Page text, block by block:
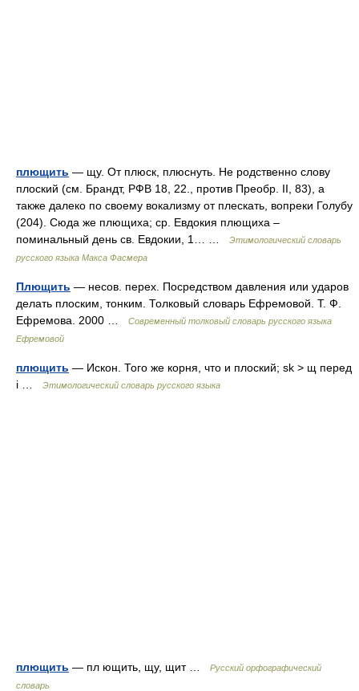
плющить — щу. От плюск, плюснуть. Не родственно слову
плоский (см. Брандт, РФВ 18, 22., против Преобр. II, 83), а
также далеко по своему вокализму от плескать, вопреки Голубу
(204). Сюда же плющиха; ср. Евдокия плющиха –
поминальный день св. Евдокии, 1… …
Этимологический словарь
русского языка Макса Фасмера
Плющить — несов. перех. Посредством давления или ударов
делать плоским, тонким. Толковый словарь Ефремовой. Т. Ф.
Ефремова. 2000 …
Современный толковый словарь русского языка
Ефремовой
плющить — Искон. Того же корня, что и плоский; sk > щ перед
i …
Этимологический словарь русского языка
плющить — пл ющить, щу, щит …
Русский орфографический
словарь